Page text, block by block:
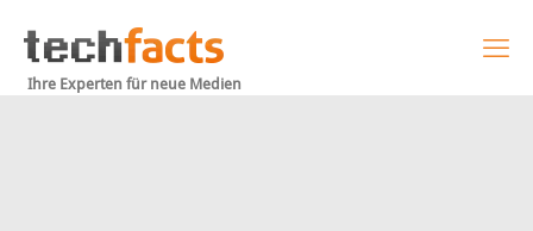
Ihre Experten für neue Medien